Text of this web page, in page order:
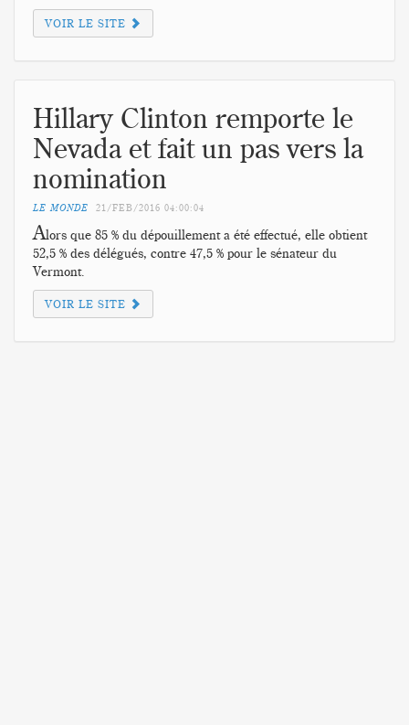
VOIR LE SITE
Hillary Clinton remporte le
Nevada et fait un pas vers la
nomination
LE MONDE 21/FEB/2016 04:00:04
Alors que 85 % du dépouillement a été effectué, elle obtient
52,5 % des délégués, contre 47,5 % pour le sénateur du
Vermont.
VOIR LE SITE